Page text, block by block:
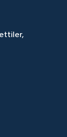
ettiler,